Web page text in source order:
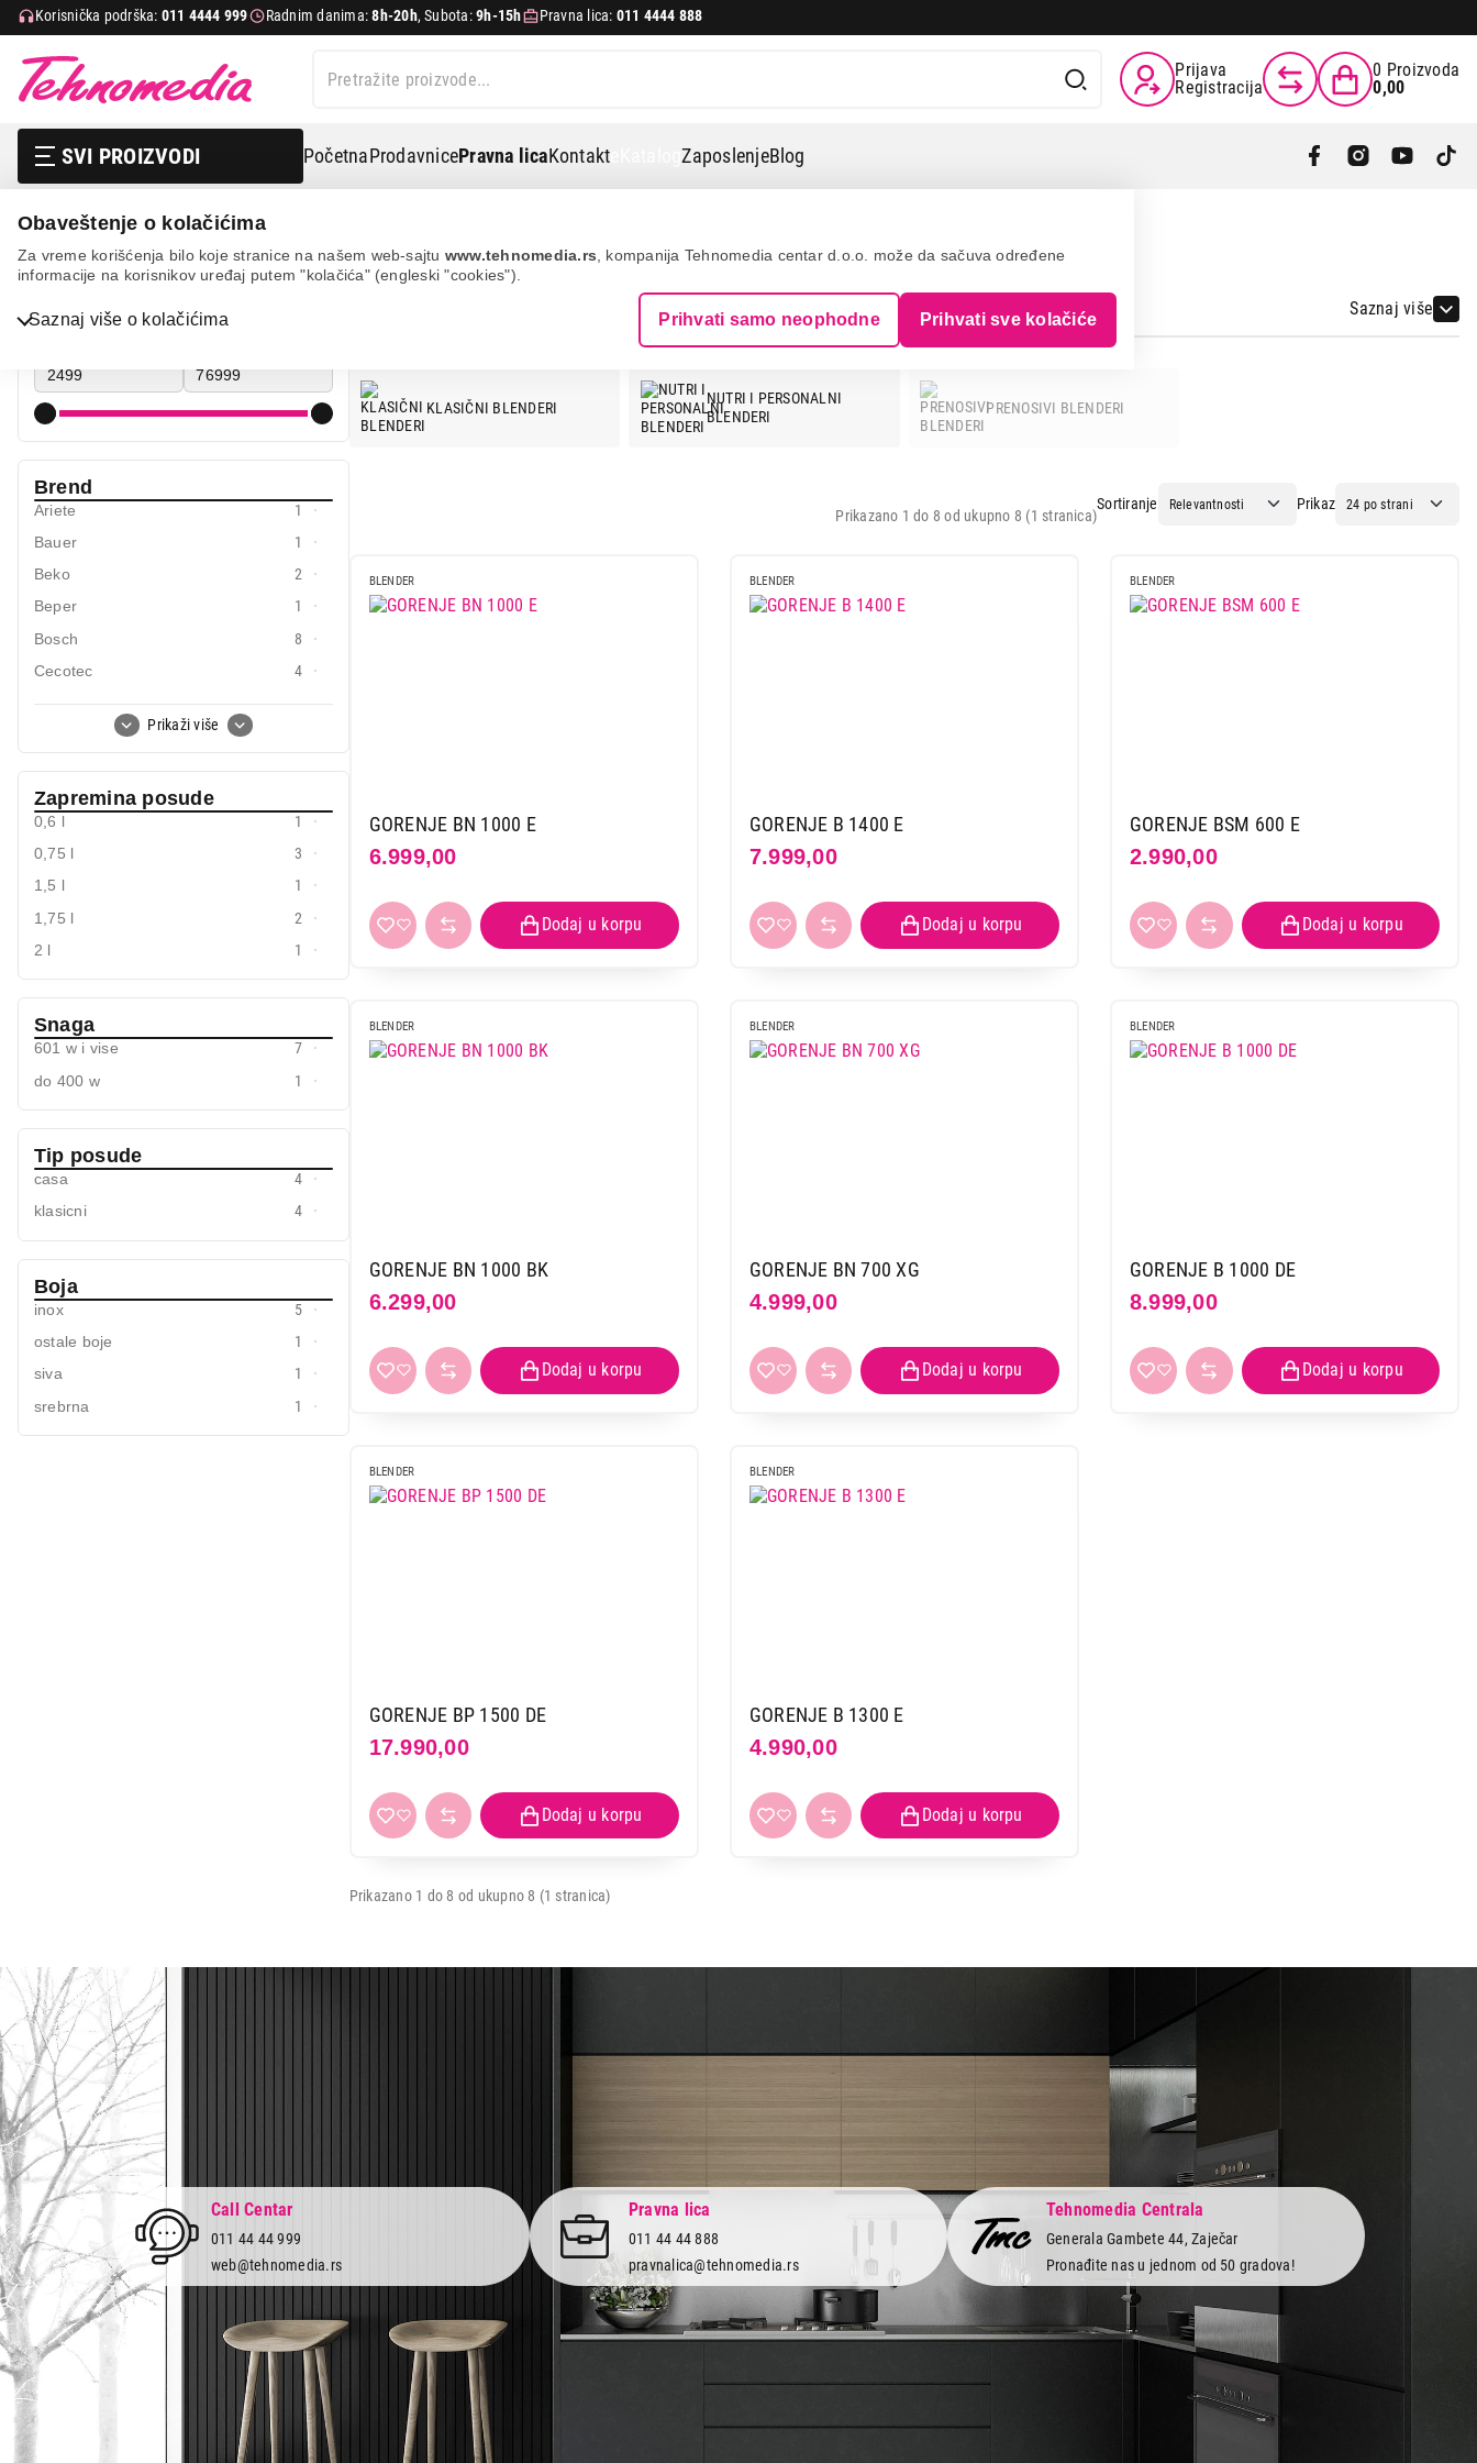
Obaveštenje o kolačićima
Za vreme korišćenja bilo koje stranice na našem web-sajtu www.tehnomedia.rs , kompanija Tehnomedia centar d.o.o. može da sačuva određene
informacije na korisnikov uređaj putem "kolačića" (engleski "cookies").
Saznaj više o kolačićima Prihvati samo neophodne Prihvati sve kolačiće
Korisnička podrška: 011 4444 999 Radnim danima:8h-20h, Subota:9h-15h Pravna lica: 011 4444 888
Prijava
Registracija
0 Proizvoda
0,00
SVI PROIZVODI PočetnaProdavnicePravna licaKontakt eKatalogZaposlenjeBlog
Bela tehnika
IT & Gaming
Mali kućni aparati
Mali kuhinjski aparati
Nega tela, lepota i zdravlje
Sport i putovanje
Mali kuhinjski aparati Blenderi GORENJE
Cena
Brend
Prikaži više
Ariete
1
Bauer
1
Beko
2
Beper
1
Bosch
8
Cecotec
4
Clatronic
1
Ecg
1
Electrolux
Gorenje
8
Haier
1
Kitchenaid
9
Linea
1
Ninja
8
Philips
Russell hobbs
2
Sencor
4
Vivax
Vox
9
Xiaomi
2
Zapremina posude
0,6 l
1
0,75 l
3
1,5 l
1
1,75 l
2
2 l
1
Snaga
601 w i vise
7
do 400 w
1
Tip posude
casa
4
klasicni
4
Boja
inox
5
ostale boje
1
siva
1
srebrna
1
BLENDERI - GORENJE Saznaj više
KLASIČNI BLENDERI
NUTRI I PERSONALNI
BLENDERI
PRENOSIVI BLENDERI
Sortiranje Prikaz
Prikazano 1 do 8 od ukupno 8 (1 stranica)
BLENDER
GORENJE BN 1000 E
6.999,00
BLENDER
GORENJE B 1400 E
7.999,00
BLENDER
GORENJE BSM 600 E
2.990,00
BLENDER
GORENJE BN 1000 BK
6.299,00
BLENDER
GORENJE BN 700 XG
4.999,00
BLENDER
GORENJE B 1000 DE
8.999,00
BLENDER
GORENJE BP 1500 DE
17.990,00
BLENDER
GORENJE B 1300 E
4.990,00
Prikazano 1 do 8 od ukupno 8 (1 stranica)
6.999,00
GORENJE BN 1000 E
Proizvod je dodat u korpu.
Call Centar
011 44 44 999
web@tehnomedia.rs
Pravna lica
011 44 44 888
pravnalica@tehnomedia.rs
Tehnomedia Centrala
Generala Gambete 44, Zaječar
Pronađite nas u jednom od 50 gradova!
Tehnomedia Newsletter